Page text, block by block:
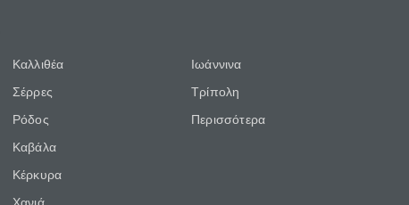
Καλλιθέα
Σέρρες
Ρόδος
Καβάλα
Κέρκυρα
Ιωάννινα
Τρίπολη
Περισσότερα